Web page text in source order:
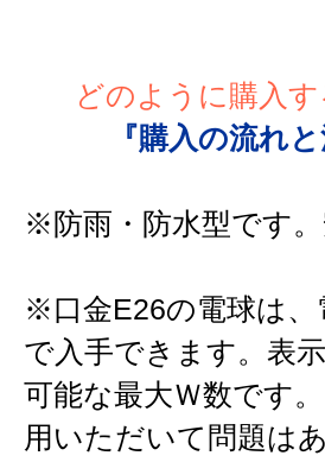
どのように購入
『購入の流れと
※防雨・防水型です
※口金E26の電球は
で入手できます。表
可能な最大Ｗ数です
用いただいて問題は